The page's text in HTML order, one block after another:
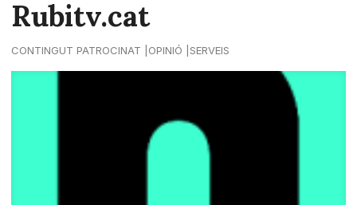
Rubitv.cat
CONTINGUT PATROCINAT OPINIÓ SERVEIS